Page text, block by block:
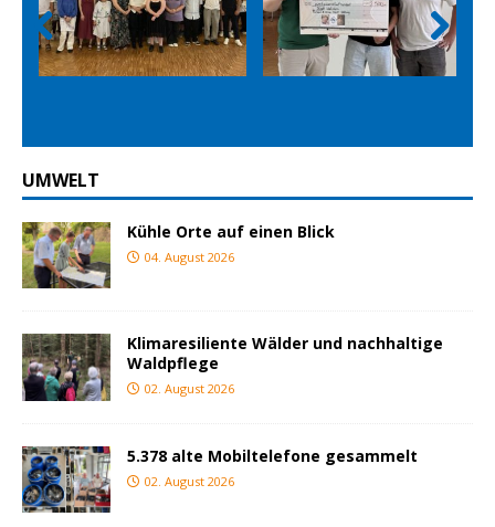
Prev
ious
Nex
t
UMWELT
Kühle Orte auf einen Blick
04. August 2026
Klimaresiliente Wälder und nachhaltige
Waldpflege
02. August 2026
5.378 alte Mobiltelefone gesammelt
02. August 2026